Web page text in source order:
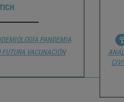
PANDEMIA
FUTURA VACUNACIÓN